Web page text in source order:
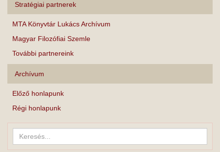
Stratégiai partnerek
MTA Könyvtár Lukács Archívum
Magyar Filozófiai Szemle
További partnereink
Archívum
Előző honlapunk
Régi honlapunk
Keresés...